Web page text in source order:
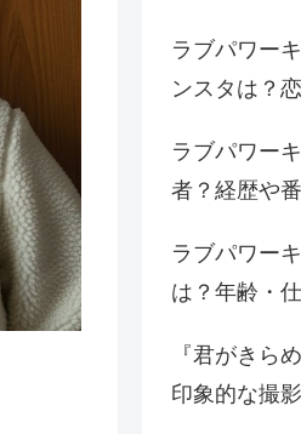
ラブパワー
ンスタは？
ラブパワー
者？経歴や
ラブパワー
は？年齢・
『君がきら
印象的な撮